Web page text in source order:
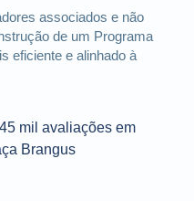
associados e não
de um Programa
eficiente e alinhado à